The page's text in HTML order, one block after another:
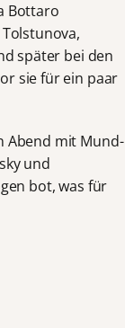
Bottaro
später bei den
sie für ein paar
Abend mit Mund-
und
bot, was für